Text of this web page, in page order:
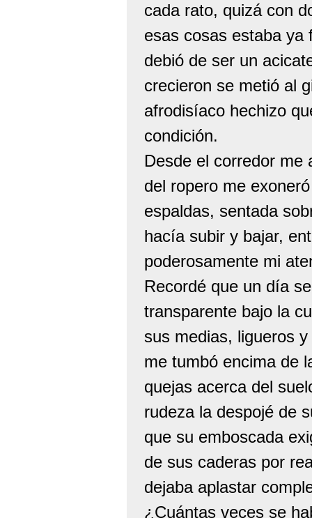
cada rato, quizá con
esas cosas estaba ya
debió de ser un
crecieron se metió al
afrodisíaco hechizo
condición.
Desde el corredor me
del ropero me
espaldas, sentada
hacía subir y bajar,
poderosamente mi
Recordé que un día
transparente bajo la
sus medias, ligueros
me tumbó encima de
quejas acerca del
rudeza la despojé de
que su emboscada
de sus caderas por
dejaba aplastar
¿Cuántas veces se